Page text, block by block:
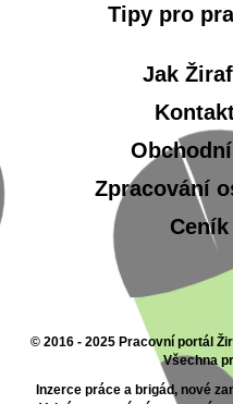
Tipy pro
Jak
Zpracování
© 2016 - 2025 Pracovní portál
Všechna
Inzerce práce a brigád, nové